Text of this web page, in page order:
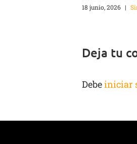
18 junio, 2026 |
Deja tu
Debeiniciar